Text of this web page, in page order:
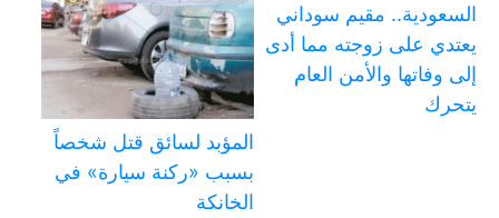
السعودية.. مقيم سوداني
يعتدي على زوجته مما أدى
إلى وفاتها والأمن العام
يتحرك
المؤبد لسائق قتل شخصاً
بسبب «ركنة سيارة» في
الخانكة